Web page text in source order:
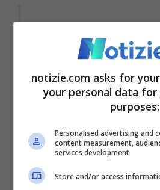
Per il nuovo spot di
Reggiano
— Perché è in
notizie.com asks for
your personal data
purposes:
Personalised advertising and
content measurement,
services development
Store and/or access